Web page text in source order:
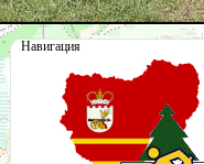
Навигация